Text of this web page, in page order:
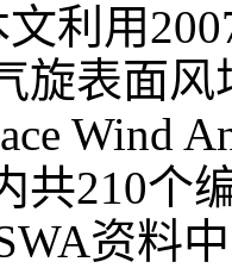
文利用
旋表面
Wind
共210个
资料